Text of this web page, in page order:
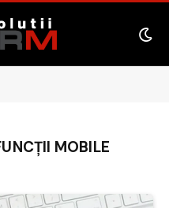
MOBILE